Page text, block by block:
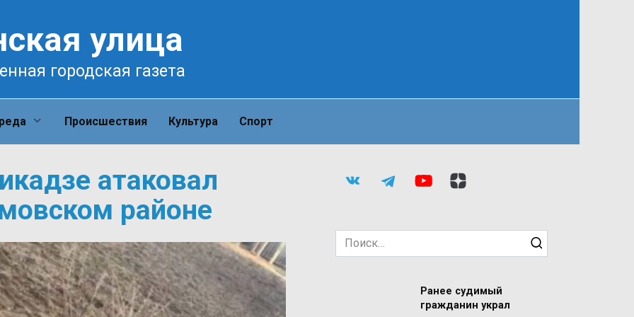
улица
городская газета
Происшествия Культура Спорт
атаковал
районе
Search
for:
Ранее судимый
гражданин украл